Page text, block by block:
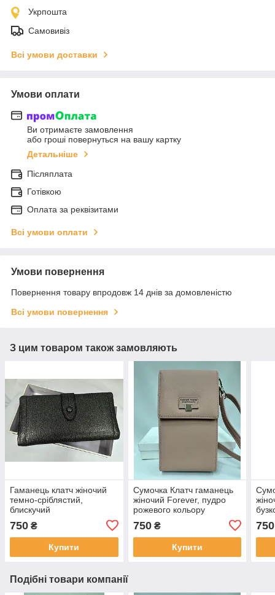
Укрпошта
Самовивіз
Всі умови доставки
Умови оплати
Ви отримаєте замовлення
або гроші повернуться на вашу картку
Детальніше
Післяплата
Готівкою
Оплата за реквізитами
Всі умови оплати
Умови повернення
Повернення товару впродовж 14 днів за домовленістю
Всі умови повернення
З цим товаром також замовляють
Гаманець клатч жіночий
темно-сріблястий,
блискучий
750 ₴
Купити
Сумочка Клатч гаманець
жіночий Forever, пудро
рожевого кольору
750₴
Купити
750
Подібні товари компанії